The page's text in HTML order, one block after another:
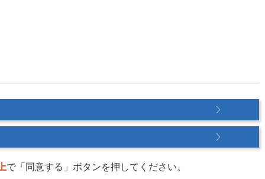
で「同意する」ボタンを押してください。